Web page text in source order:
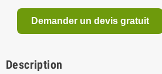
Demander un devis gratuit
Description